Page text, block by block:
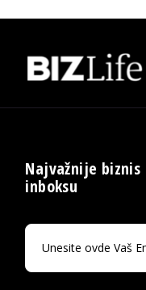
Najvažnije biznis
inboksu